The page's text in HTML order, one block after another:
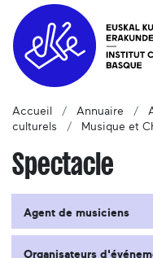
Accueil Annuaire
culturels
Musique et
Spectacle
Agent de musiciens
Organisateurs